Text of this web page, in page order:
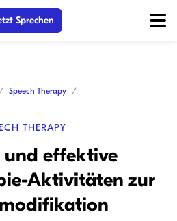
Sprechen
Speech Therapy
THERAPY
und effektive
Aktivitäten zur